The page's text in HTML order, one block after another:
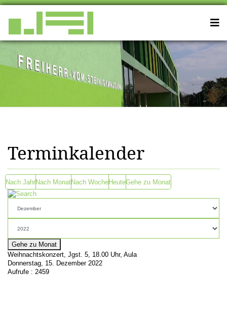
Terminkalender
Nach JahrNach MonatNach WocheHeuteGehe zu Monat
Gehe zu Monat
Weihnachtskonzert, Jgst. 5, 18.00 Uhr, Aula
Donnerstag, 15. Dezember 2022
Aufrufe : 2459